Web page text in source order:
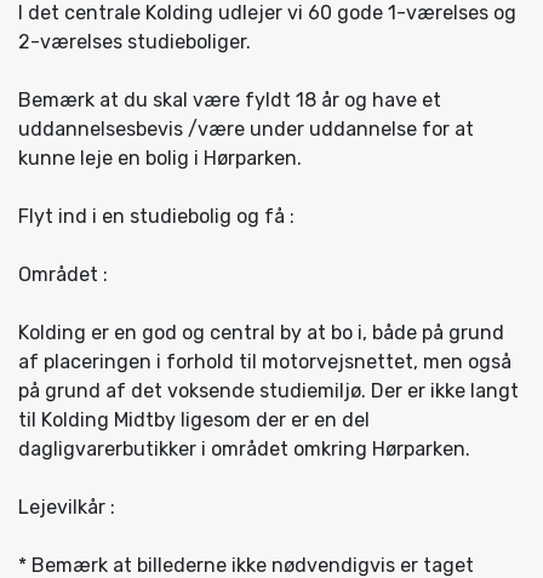
I det centrale Kolding udlejer vi 60 gode 1-værelses og
2-værelses studieboliger.
Bemærk at du skal være fyldt 18 år og have et
uddannelsesbevis /være under uddannelse for at
kunne leje en bolig i Hørparken.
Flyt ind i en studiebolig og få :
Området :
Kolding er en god og central by at bo i, både på grund
af placeringen i forhold til motorvejsnettet, men også
på grund af det voksende studiemiljø. Der er ikke langt
til Kolding Midtby ligesom der er en del
dagligvarerbutikker i området omkring Hørparken.
Lejevilkår :
* Bemærk at billederne ikke nødvendigvis er taget